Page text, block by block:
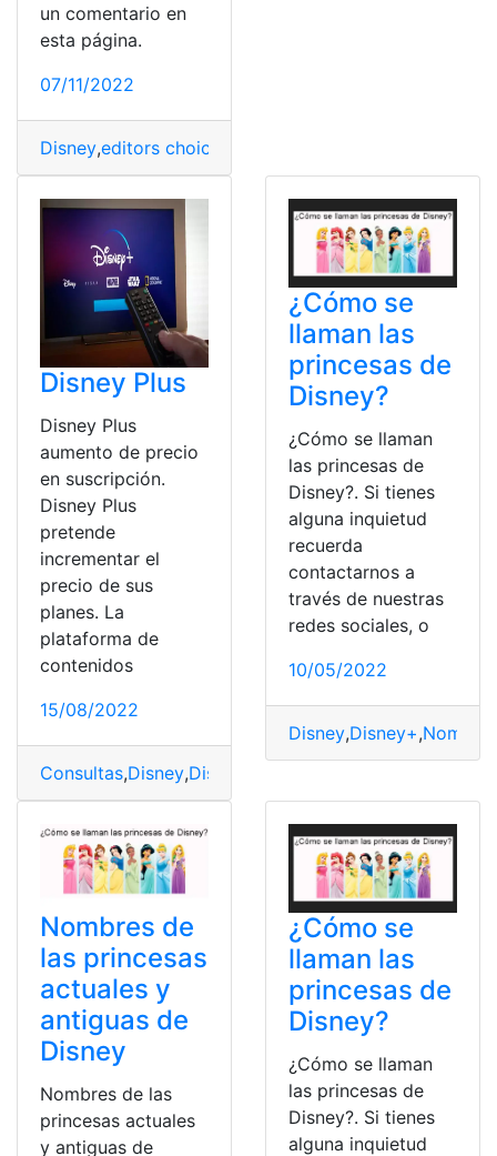
un comentario en
esta página.
07/11/2022
Disney,editors choice
Disney Plus
Disney Plus
aumento de precio
en suscripción.
Disney Plus
pretende
incrementar el
precio de sus
planes. La
plataforma de
contenidos
15/08/2022
Consultas,Disney,Disney Plus
¿Cómo se
llaman las
princesas de
Disney?
¿Cómo se llaman
las princesas de
Disney?. Si tienes
alguna inquietud
recuerda
contactarnos a
través de nuestras
redes sociales, o
10/05/2022
Disney,Disney+,Nombre
Nombres de
las princesas
actuales y
antiguas de
Disney
Nombres de las
princesas actuales
y antiguas de
¿Cómo se
llaman las
princesas de
Disney?
¿Cómo se llaman
las princesas de
Disney?. Si tienes
alguna inquietud